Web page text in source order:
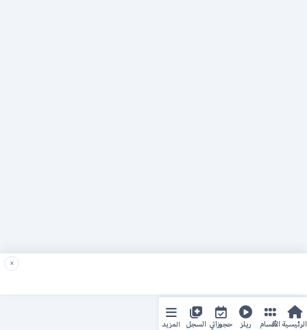
الرئيسية الأقسام ريلز حجوزاتي السجل المزيد
×